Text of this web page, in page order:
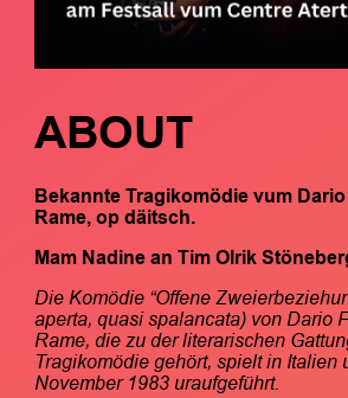
ABOUT
Bekannte Tragikomödie vum Dario
Rame, op däitsch.
Mam Nadine an Tim Olrik
Die Komödie “Offene
aperta, quasi spalancata) von Dario
Rame, die zu der literarischen
Tragikomödie gehört, spielt in Italien
November 1983 uraufgeführt.